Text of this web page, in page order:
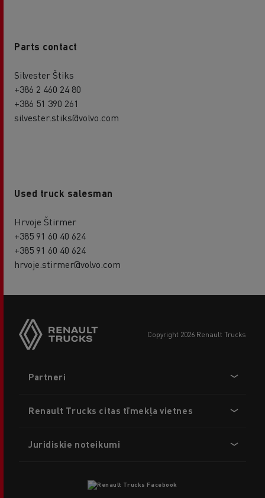
Parts contact
Silvester Štiks
+386 2 460 24 80
+386 51 390 261
silvester.stiks@volvo.com
Used truck salesman
Hrvoje Štirmer
+385 91 60 40 624
+385 91 60 40 624
hrvoje.stirmer@volvo.com
copyright 2026 Renault Trucks
menu
Partneri
Renault Trucks citas tīmekļa vietnes
Juridiskie noteikumi